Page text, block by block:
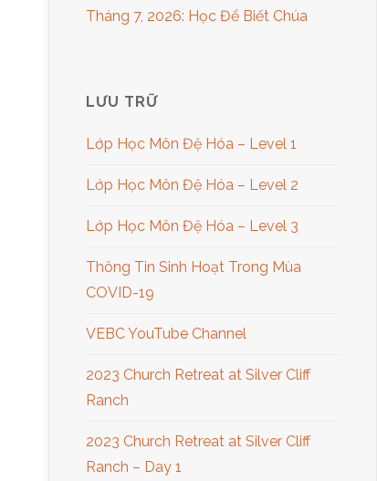
Tháng 7, 2026: Học Để Biết Chúa
LƯU TRỮ
Lớp Học Môn Đệ Hóa – Level 1
Lớp Học Môn Đệ Hóa – Level 2
Lớp Học Môn Đệ Hóa – Level 3
Thông Tin Sinh Hoạt Trong Mùa
COVID-19
VEBC YouTube Channel
2023 Church Retreat at Silver Cliff
Ranch
2023 Church Retreat at Silver Cliff
Ranch – Day 1